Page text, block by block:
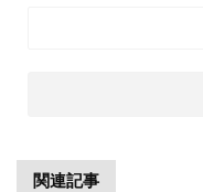
関連記事